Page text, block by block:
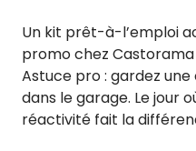
Un kit prêt-à-l’emploi
promo chez
Astuce pro : gardez
dans le garage. Le jour
réactivité fait la